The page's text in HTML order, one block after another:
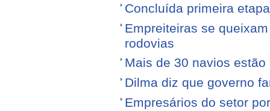
Concluída primeira
Empreiteiras se
rodovias
Mais de 30 navios
Dilma diz que governo
Empresários do setor